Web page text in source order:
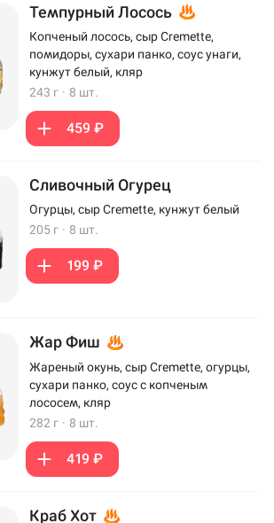
Темпурный Лосось
Копченый лосось, сыр Cremette,
помидоры, сухари панко, соус унаги,
кунжут белый, кляр
243 г · 8 шт.
459 ₽
Сливочный Огурец
Огурцы, сыр Cremette, кунжут белый
205 г · 8 шт.
199 ₽
Жар Фиш
Жареный окунь, сыр Cremette, огурцы,
сухари панко, соус с копченым
лососем, кляр
282 г · 8 шт.
419 ₽
Краб Хот